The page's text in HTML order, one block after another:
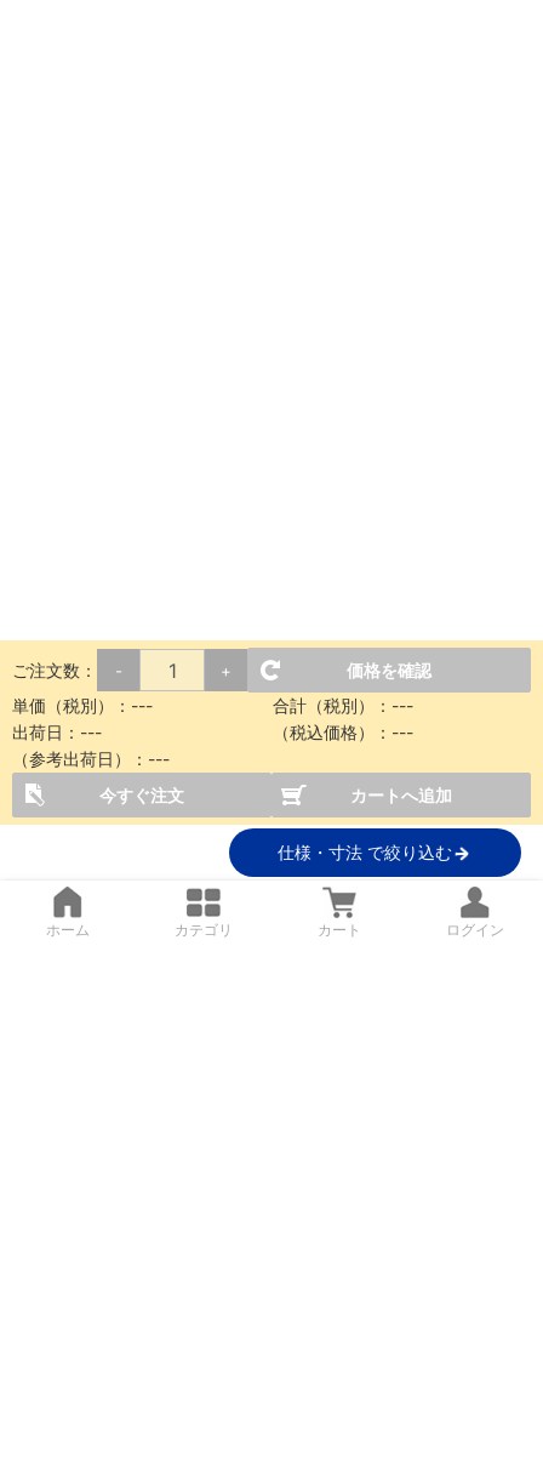
ご注文数： - +
価格を確認
単価（税別）： --- 合計（税別）： ---
出荷日： --- （税込価格）： ---
（参考出荷日）： ---
今すぐ注文
カートへ追加
仕様・寸法 で絞り込む
ホーム カテゴリ カート ログイン